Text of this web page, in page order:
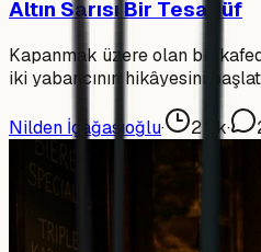
Altın Sarısı Bir Tesadüf
Kapanmak üzere olan bir
iki yabancının hikâyesini
Nilden İçağasıoğlu· 2 dk·